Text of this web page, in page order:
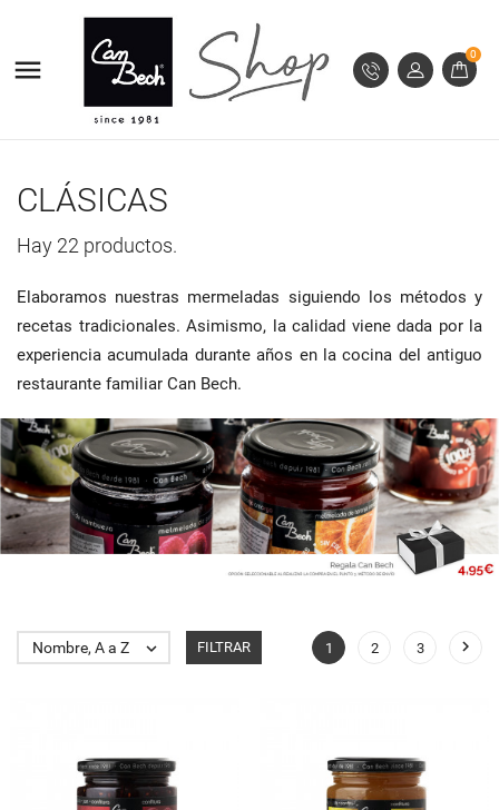
 0
CLÁSICAS
Hay 22 productos.
Elaboramos nuestras mermeladas siguiendo los métodos y
recetas tradicionales. Asimismo, la calidad viene dada por la
experiencia acumulada durante años en la cocina del antiguo
restaurante familiar Can Bech.
Nombre, A a Z  FILTRAR 1 2 3 
MI LISTA DE DESEOS
add_circle_outline Crear nueva lista
((MODALTITLE))
((confirmMessage))
CREAR LISTA DE DESEOS
NOMBRE DE LA LISTA DE DESEOS
INICIAR SESIÓN
Debe iniciar sesión para guardar productos en su lista
de deseos.
Cancelar